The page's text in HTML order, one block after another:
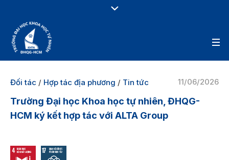
11/06/2026
Đối tác / Hợp tác địa phương / Tin tức
Trường Đại học Khoa học tự nhiên, ĐHQG-
HCM ký kết hợp tác với ALTA Group